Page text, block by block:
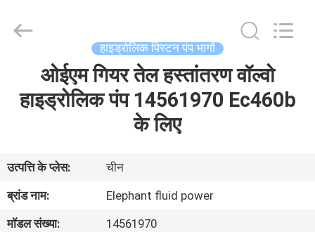
हमारे
बारे
में
Power
Co.,Ltd.
हाइड्रोलिक पिस्टन पंप भागों
ओईएम गियर तेल हस्तांतरण वॉल्वो
हाइड्रोलिक पंप 14561970 Ec460b
के लिए
उत्पत्ति के प्लेस:
चीन
ब्रांड नाम:
Elephant fluid power
मॉडल संख्या:
14561970